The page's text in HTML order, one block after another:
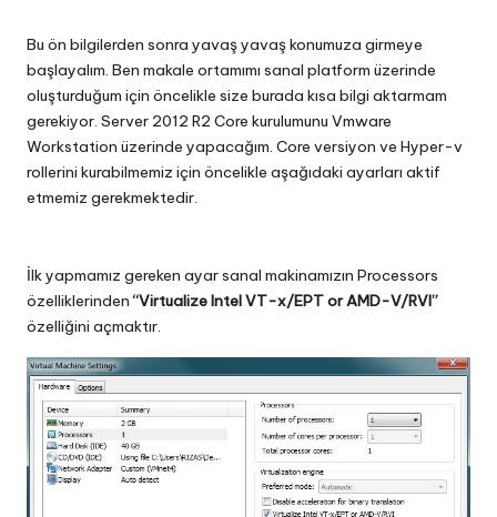
Bu ön bilgilerden sonra yavaş yavaş konumuza girmeye
başlayalım. Ben makale ortamımı sanal platform üzerinde
oluşturduğum için öncelikle size burada kısa bilgi aktarmam
gerekiyor. Server 2012 R2 Core kurulumunu Vmware
Workstation üzerinde yapacağım. Core versiyon ve Hyper-v
rollerini kurabilmemiz için öncelikle aşağıdaki ayarları aktif
etmemiz gerekmektedir.
İlk yapmamız gereken ayar sanal makinamızın Processors
özelliklerinden“Virtualize Intel VT-x/EPT or AMD-V/RVI”
özelliğini açmaktır.